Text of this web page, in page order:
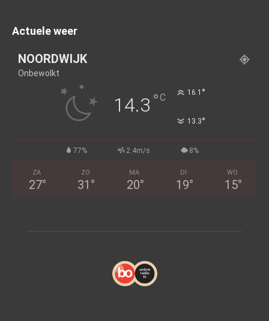
Actuele weer
NOORDWIJK
Onbewolkt
14.3 °C 16.1 °
13.3°
77% 2.4m/s 8%
ZA
27°
ZO
31 °
MA
20°
DI
19°
WO
15°